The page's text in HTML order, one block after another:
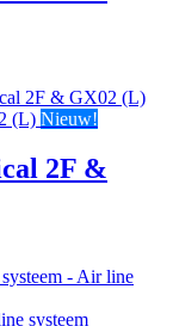
Nieuw!
2F &